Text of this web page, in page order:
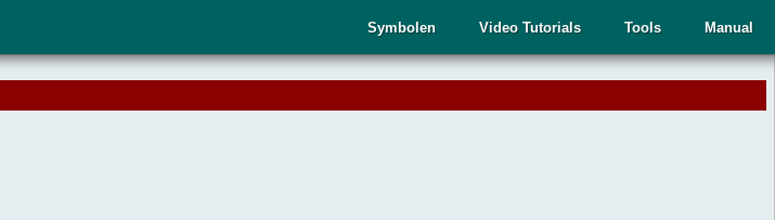
Manual
Tools
Video Tutorials
Symbolen